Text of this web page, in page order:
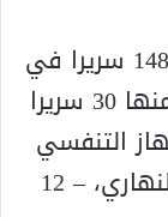
– 670 سريرا للاستشفاء الكامل، – 148 سريرا في
وحدات العناية المركزة والإنعاش (منها 30 سريرا
التنفسي
الحادة)، – 101 سرير بالمستشفى النهاري، – 12